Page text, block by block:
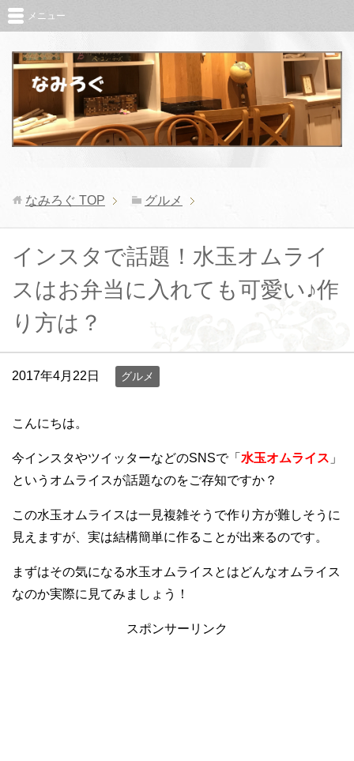
メニュー
なみろぐ TOP グルメ
インスタで話題！水玉オムライ
スはお弁当に入れても可愛い♪作
り方は？
2017年4月22日 グルメ
こんにちは。
今インスタやツイッターなどのSNSで「 水玉オムライス 」
というオムライスが話題なのをご存知ですか？
この水玉オムライスは一見複雑そうで作り方が難しそうに
見えますが、実は結構簡単に作ることが出来るのです。
まずはその気になる水玉オムライスとはどんなオムライス
なのか実際に見てみましょう！
スポンサーリンク